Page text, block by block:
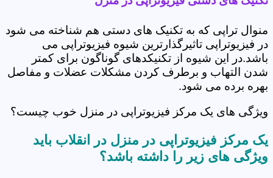
منوال تراپی که به تکنیک های دستی هم شناخته می شود
در فیزیوتراپی تاثیرگذارترین شیوه فیزیوتراپی می
باشد.در این شیوه از تکنیکدهای گوناگون برای کمتر
شدن التهاب و برطرف کردن مشکلات عضلات و مفاصل
بهره برده می شود.
ویژگی های یک مرکز فیزیوتراپی در منزل خوب چیست؟
یک مرکز فیزیوتراپی در منزل در انقلاب باید
ویژگی های زیر را داشته باشد؟